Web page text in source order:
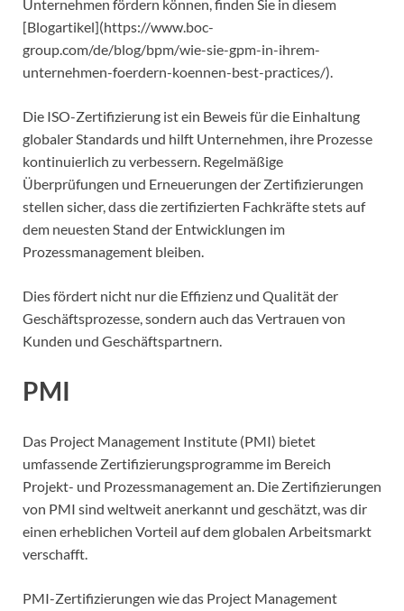
Unternehmen fördern können, finden Sie in diesem
[Blogartikel](https://www.boc-
group.com/de/blog/bpm/wie-sie-gpm-in-ihrem-
unternehmen-foerdern-koennen-best-practices/).
Die ISO-Zertifizierung ist ein Beweis für die Einhaltung
globaler Standards und hilft Unternehmen, ihre Prozesse
kontinuierlich zu verbessern. Regelmäßige
Überprüfungen und Erneuerungen der Zertifizierungen
stellen sicher, dass die zertifizierten Fachkräfte stets auf
dem neuesten Stand der Entwicklungen im
Prozessmanagement bleiben.
Dies fördert nicht nur die Effizienz und Qualität der
Geschäftsprozesse, sondern auch das Vertrauen von
Kunden und Geschäftspartnern.
PMI
Das Project Management Institute (PMI) bietet
umfassende Zertifizierungsprogramme im Bereich
Projekt- und Prozessmanagement an. Die Zertifizierungen
von PMI sind weltweit anerkannt und geschätzt, was dir
einen erheblichen Vorteil auf dem globalen Arbeitsmarkt
verschafft.
PMI-Zertifizierungen wie das Project Management